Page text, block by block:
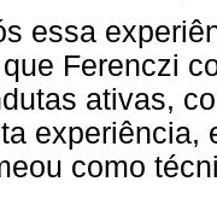
essa
Ferenczi
ativas,
experiência,
como